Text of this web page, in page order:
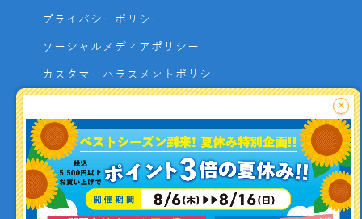
プライバシーポリシー
ソーシャルメディアポリシー
カスタマーハラスメントポリシー
よくあるご質問
お問い合わせ
利用者資金の保全方法
×